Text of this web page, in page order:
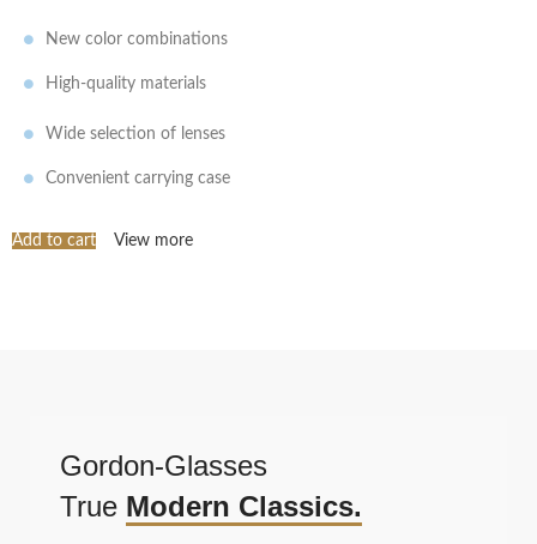
New color combinations
High-quality materials
Wide selection of lenses
Convenient carrying case
Add to cart View more
Gordon-Glasses
True Modern Classics.